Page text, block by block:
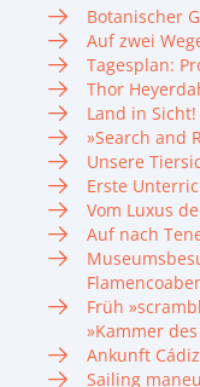
Botanischer
Auf zwei
Tagesplan:
Thor
Land in Sicht!
»Search and
Unsere
Erste
Vom Luxus
Auf nach
Früh
»Kammer
Ankunft
Sailing